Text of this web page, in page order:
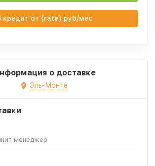
кредит от {rate} руб/мес
о доставке
Эль-Монте
менеджер